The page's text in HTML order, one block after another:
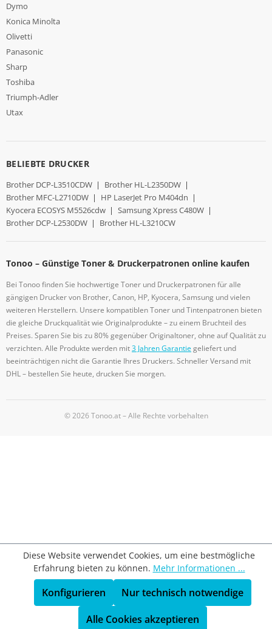
Dymo
Konica Minolta
Olivetti
Panasonic
Sharp
Toshiba
Triumph-Adler
Utax
BELIEBTE DRUCKER
Brother DCP-L3510CDW | Brother HL-L2350DW |
Brother MFC-L2710DW | HP LaserJet Pro M404dn |
Kyocera ECOSYS M5526cdw | Samsung Xpress C480W |
Brother DCP-L2530DW | Brother HL-L3210CW
Tonoo – Günstige Toner & Druckerpatronen online kaufen
Bei Tonoo finden Sie hochwertige Toner und Druckerpatronen für alle
gängigen Drucker von Brother, Canon, HP, Kyocera, Samsung und vielen
weiteren Herstellern. Unsere kompatiblen Toner und Tintenpatronen bieten
die gleiche Druckqualität wie Originalprodukte – zu einem Bruchteil des
Preises. Sparen Sie bis zu 80% gegenüber Originaltoner, ohne auf Qualität zu
verzichten. Alle Produkte werden mit3 Jahren Garantiegeliefert und
beeinträchtigen nicht die Garantie Ihres Druckers. Schneller Versand mit
DHL – bestellen Sie heute, drucken Sie morgen.
© 2026 Tonoo.at – Alle Rechte vorbehalten
Diese Website verwendet Cookies, um eine bestmögliche
Erfahrung bieten zu können. Mehr Informationen ...
Nur technisch notwendige
Konfigurieren
Alle Cookies akzeptieren